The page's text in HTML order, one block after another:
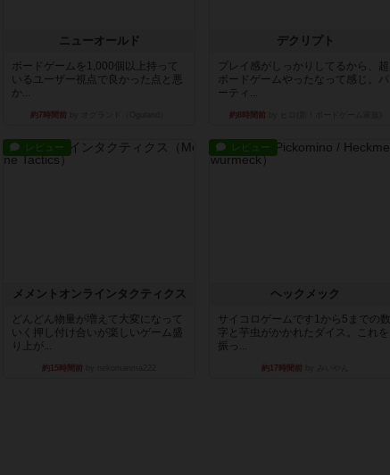
ニューオールド
ボードゲームを1,000個以上持って
いるユーザー視点で良かった点と悪
か...
約7時間前
デクリプト
プレイ感がしっかりしてるから、超
ボードゲームやったなって感じ。パ
ーティ...
約8時間前
レビュー
メメントオンラインタクティクス
どんどん物量が増えて大変になって
いく押し付け合いが楽しいゲーム盛
り上が...
約15時間前
レビュー
ヘックメック
サイコロゲームです1から5までの数
字と芋虫がかかれたダイス。これを
振っ...
約17時間前